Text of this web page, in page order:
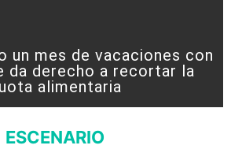
un mes de vacaciones con
da derecho a recortar la
alimentaria
ESCENARIO